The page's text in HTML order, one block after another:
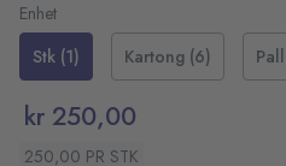
1stk
Volum
Enhet
Stk (1)
Kartong (6)
kr 250,00
250,00 PR STK